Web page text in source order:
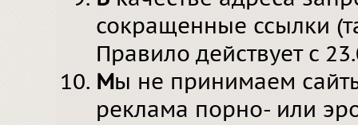
сокращенные ссылки
Правило действует c
Мы не принимаем
реклама порно- или